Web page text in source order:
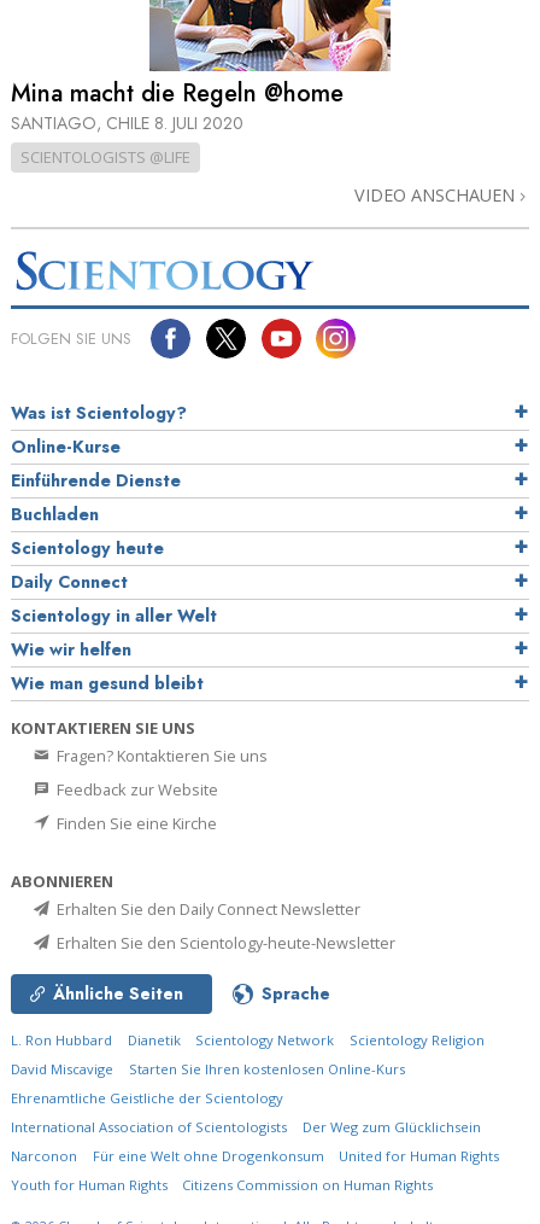
Mina macht die Regeln @home
SANTIAGO, CHILE 8. JULI 2020
SCIENTOLOGISTS @LIFE
VIDEO ANSCHAUEN
FOLGEN SIE UNS
Was ist Scientology?
Online-Kurse
Einführende Dienste
Buchladen
Scientology heute
Daily Connect
Scientology in aller Welt
Wie wir helfen
Wie man gesund bleibt
KONTAKTIEREN SIE UNS
Fragen? Kontaktieren Sie uns
Feedback zur Website
Finden Sie eine Kirche
ABONNIEREN
Erhalten Sie den Daily Connect Newsletter
Erhalten Sie den Scientology-heute-Newsletter
Ähnliche Seiten Sprache
L. Ron Hubbard Dianetik Scientology Network
Scientology Religion
David Miscavige
Starten Sie Ihren kostenlosen Online-Kurs
Ehrenamtliche Geistliche der Scientology
International Association of Scientologists
Der Weg zum Glücklichsein
Narconon
Für eine Welt ohne Drogenkonsum
United for Human Rights
Youth for Human Rights
Citizens Commission on Human Rights